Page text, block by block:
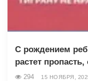
С рождением
растет
294 15 НОЯБРЯ,